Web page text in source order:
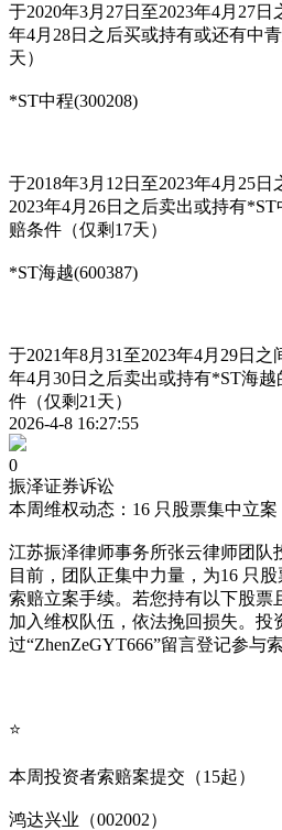
于2020年3月27日至2023年4月27
年4月28日之后买或持有或还有中
天）
*ST中程(300208)
于2018年3月12日至2023年4月25
2023年4月26日之后卖出或持有
赔条件（仅剩17天）
*ST海越(600387)
于2021年8月31至2023年4月29日
年4月30日之后卖出或持有*ST海
件（仅剩21天）
2026-4-8 16:27:55
0
振泽证券诉讼
本周维权动态：16 只股票集中立
江苏振泽律师事务所张云律师团队
目前，团队正集中力量，为16 只
索赔立案手续。若您持有以下股票
加入维权队伍，依法挽回损失。投
过“ZhenZeGYT666”留言登记参与
⭐
本周投资者索赔案提交（15起）
鸿达兴业（002002）